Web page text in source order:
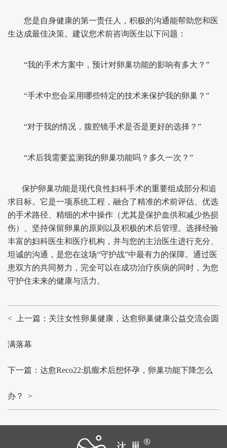
您是自身健康的第一责任人，积极的沟通能帮助您和医
生达成最佳决策。建议您术前咨询医生以下问题：
“我的手术方案中，预计对卵巢功能的影响有多大？”
“手术中您会采用哪些特定的技术来保护我的卵巢？”
“对于我的情况，腹腔镜手术是否是更好的选择？”
“术后我需要监测我的卵巢功能吗？多久一次？”
保护卵巢功能是现代良性妇科手术的重要组成部分和追
求目标。它是一项系统工程，融合了精准的术前评估、优选
的手术路径、精细的术中操作（尤其是保护血供和减少热损
伤）、坚持保留卵巢的原则以及积极的术后管理。选择经验
丰富的妇科医生和医疗机构，并与您的主治医生进行充分、
坦诚的沟通，是您在这场“守护战”中最有力的保障。通过医
患双方的共同努力，完全可以在成功治疗疾病的同时，为您
守护住未来的健康与活力。
< 上一篇：关注女性卵巢健康，达愈卵巢健康公益交流会圆
满落幕
下一篇：达愈Reco22:肌瘤术后想怀孕，卵巢功能下降怎么
办？ >